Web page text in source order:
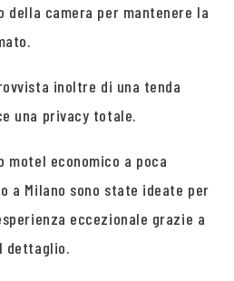
della camera per mantenere la
inoltre di una tenda
una privacy totale.
economico a poca
a Milano sono state ideate per
eccezionale grazie a
dettaglio.